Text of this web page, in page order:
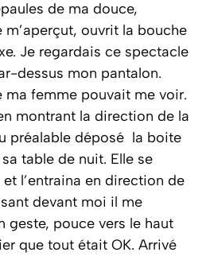
de ma douce,
ouvrit la bouche
Je regardais ce spectacle
dessus mon pantalon.
ma femme pouvait me voir.
montrant la direction de la
préalable déposé la boite
table de nuit. Elle se
l’entraina en direction de
devant moi il me
geste, pouce vers le haut
que tout était OK. Arrivé